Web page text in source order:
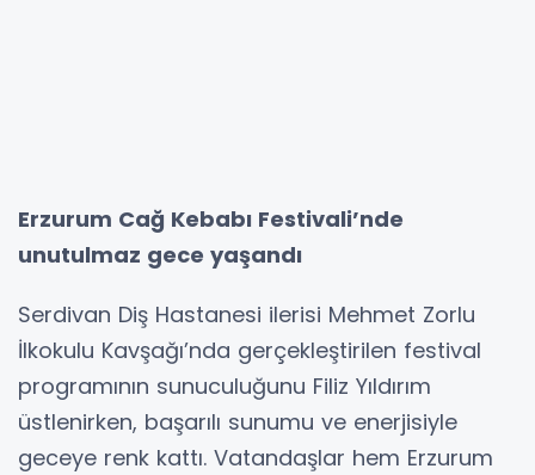
Erzurum Cağ Kebabı Festivali’nde
unutulmaz gece yaşandı
Serdivan Diş Hastanesi ilerisi Mehmet Zorlu
İlkokulu Kavşağı’nda gerçekleştirilen festival
programının sunuculuğunu Filiz Yıldırım
üstlenirken, başarılı sunumu ve enerjisiyle
geceye renk kattı. Vatandaşlar hem Erzurum